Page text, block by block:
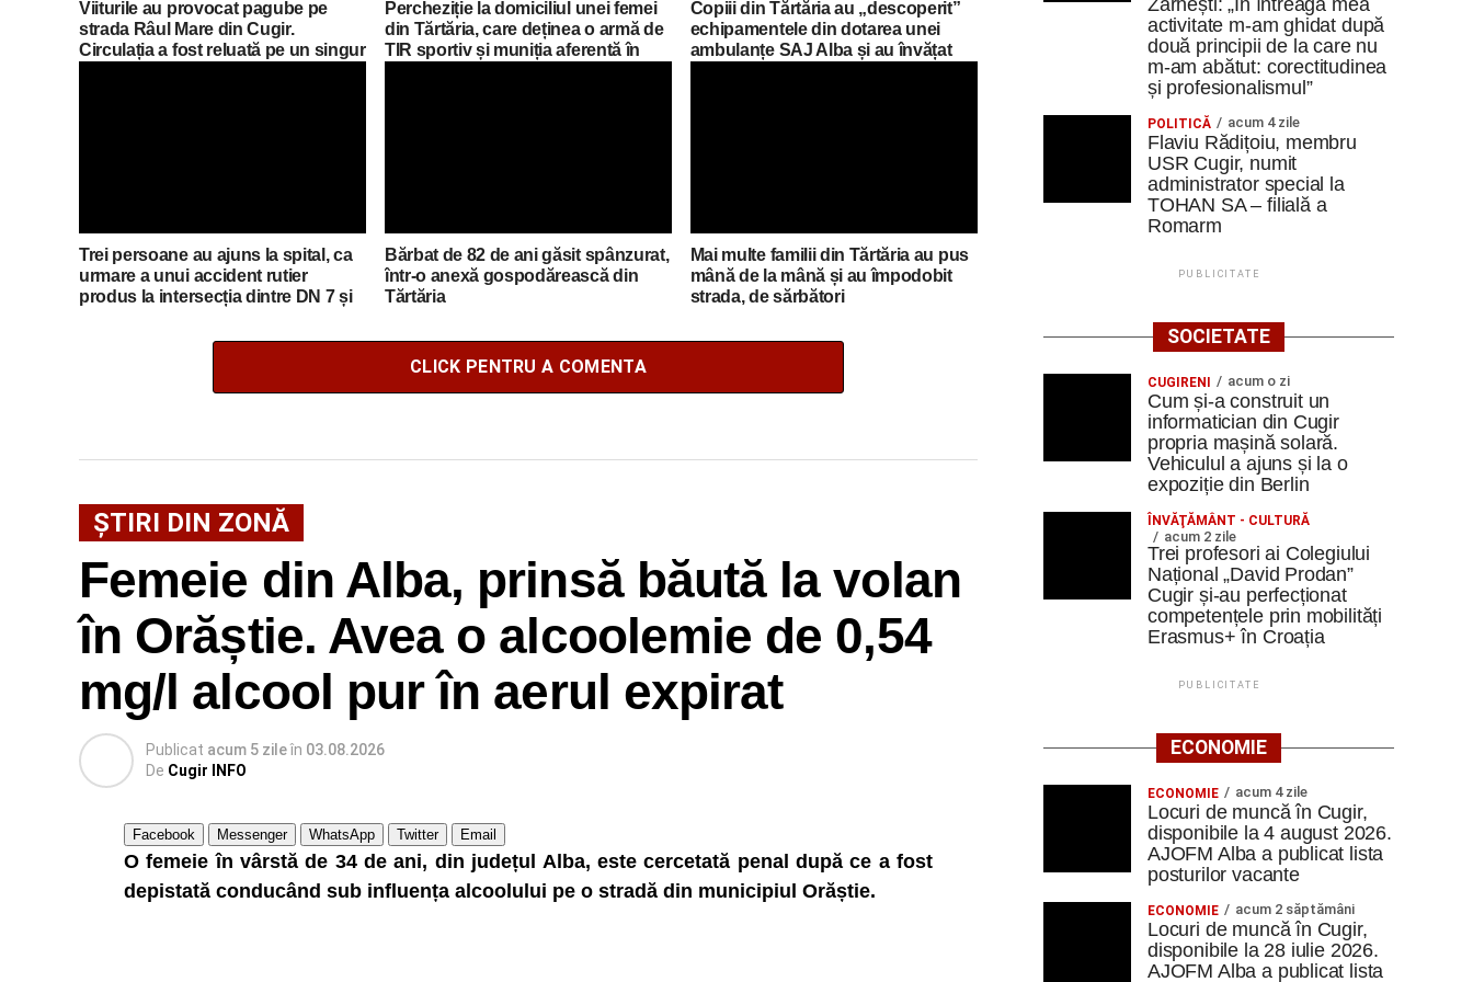
Viiturile au provocat pagube pe
strada Râul Mare din Cugir.
Circulația a fost reluată pe un singur
Percheziție la domiciliul unei femei
din Tărtăria, care deținea o armă de
TIR sportiv și muniția aferentă în
Copiii din Tărtăria au „descoperit”
echipamentele din dotarea unei
ambulanțe SAJ Alba și au învățat
Trei persoane au ajuns la spital, ca
urmare a unui accident rutier
produs la intersecția dintre DN 7 și
Bărbat de 82 de ani găsit spânzurat,
într-o anexă gospodărească din
Tărtăria
Mai multe familii din Tărtăria au pus
mână de la mână și au împodobit
strada, de sărbători
CLICK PENTRU A COMENTA
ŞTIRI DIN ZONĂ
Femeie din Alba, prinsă băută la volan
în Orăștie. Avea o alcoolemie de 0,54
mg/l alcool pur în aerul expirat
Publicat acum 5 zileîn 03.08.2026
De Cugir INFO
Facebook Messenger WhatsApp Twitter Email
O femeie în vârstă de 34 de ani, din județul Alba, este cercetată penal după ce a fost
depistată conducând sub influența alcoolului pe o stradă din municipiul Orăștie.
Zărnești: „În întreaga mea
activitate m-am ghidat după
două principii de la care nu
m-am abătut: corectitudinea
și profesionalismul”
POLITICĂ acum 4 zile
Flaviu Rădițoiu, membru
USR Cugir, numit
administrator special la
TOHAN SA – filială a
Romarm
PUBLICITATE
SOCIETATE
CUGIRENI acum o zi
Cum și-a construit un
informatician din Cugir
propria mașină solară.
Vehiculul a ajuns și la o
expoziție din Berlin
ÎNVĂŢĂMÂNT - CULTURĂ
acum 2 zile
Trei profesori ai Colegiului
Național „David Prodan”
Cugir și-au perfecționat
competențele prin mobilități
Erasmus+ în Croația
PUBLICITATE
ECONOMIE
ECONOMIE acum 4 zile
Locuri de muncă în Cugir,
disponibile la 4 august 2026.
AJOFM Alba a publicat lista
posturilor vacante
ECONOMIE acum 2 săptămâni
Locuri de muncă în Cugir,
disponibile la 28 iulie 2026.
AJOFM Alba a publicat lista